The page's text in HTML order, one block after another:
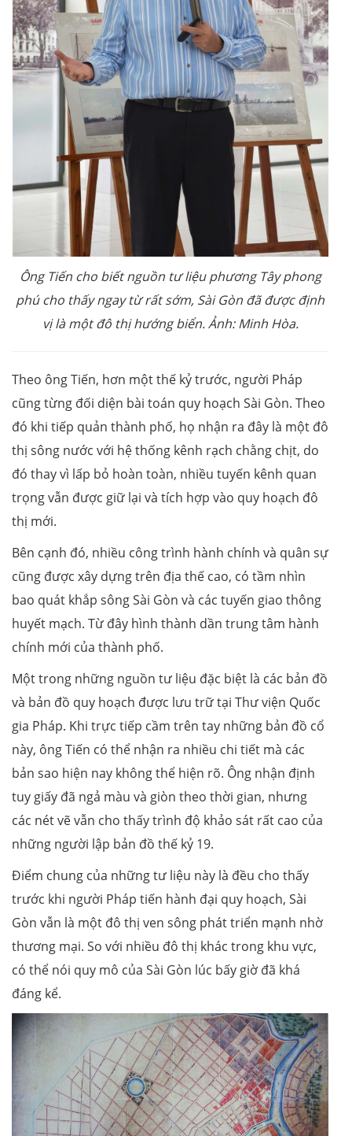
Ông Tiến cho biết nguồn tư liệu phương Tây phong
phú cho thấy ngay từ rất sớm, Sài Gòn đã được định
vị là một đô thị hướng biển. Ảnh: Minh Hòa.
Theo ông Tiến, hơn một thế kỷ trước, người Pháp
cũng từng đối diện bài toán quy hoạch Sài Gòn. Theo
đó khi tiếp quản thành phố, họ nhận ra đây là một đô
thị sông nước với hệ thống kênh rạch chằng chịt, do
đó thay vì lấp bỏ hoàn toàn, nhiều tuyến kênh quan
trọng vẫn được giữ lại và tích hợp vào quy hoạch đô
thị mới.
Bên cạnh đó, nhiều công trình hành chính và quân sự
cũng được xây dựng trên địa thế cao, có tầm nhìn
bao quát khắp sông Sài Gòn và các tuyến giao thông
huyết mạch. Từ đây hình thành dần trung tâm hành
chính mới của thành phố.
Một trong những nguồn tư liệu đặc biệt là các bản đồ
và bản đồ quy hoạch được lưu trữ tại Thư viện Quốc
gia Pháp. Khi trực tiếp cầm trên tay những bản đồ cổ
này, ông Tiến có thể nhận ra nhiều chi tiết mà các
bản sao hiện nay không thể hiện rõ. Ông nhận định
tuy giấy đã ngả màu và giòn theo thời gian, nhưng
các nét vẽ vẫn cho thấy trình độ khảo sát rất cao của
những người lập bản đồ thế kỷ 19.
Điểm chung của những tư liệu này là đều cho thấy
trước khi người Pháp tiến hành đại quy hoạch, Sài
Gòn vẫn là một đô thị ven sông phát triển mạnh nhờ
thương mại. So với nhiều đô thị khác trong khu vực,
có thể nói quy mô của Sài Gòn lúc bấy giờ đã khá
đáng kể.